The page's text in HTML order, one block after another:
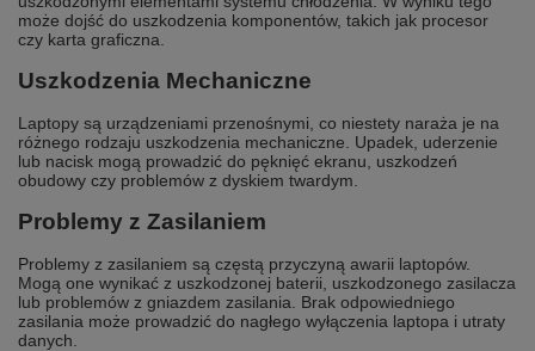
może dojść do uszkodzenia komponentów, takich jak procesor
czy karta graficzna.
Uszkodzenia Mechaniczne
Laptopy są urządzeniami przenośnymi, co niestety naraża je na
różnego rodzaju uszkodzenia mechaniczne. Upadek, uderzenie
lub nacisk mogą prowadzić do pęknięć ekranu, uszkodzeń
obudowy czy problemów z dyskiem twardym.
Problemy z Zasilaniem
Problemy z zasilaniem są częstą przyczyną awarii laptopów.
Mogą one wynikać z uszkodzonej baterii, uszkodzonego zasilacza
lub problemów z gniazdem zasilania. Brak odpowiedniego
zasilania może prowadzić do nagłego wyłączenia laptopa i utraty
danych.